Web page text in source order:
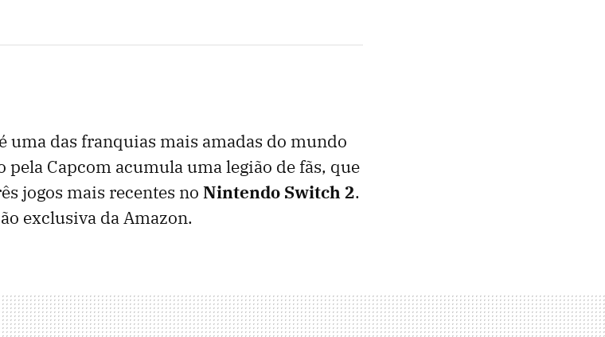
é uma das franquias mais amadas do mundo
pela Capcom acumula uma legião de fãs, que
jogos mais recentes no Nintendo Switch 2.
exclusiva da Amazon.